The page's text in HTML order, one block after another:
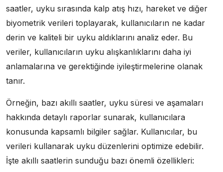
saatler, uyku sırasında kalp atış hızı, hareket ve diğer
biyometrik verileri toplayarak, kullanıcıların ne kadar
derin ve kaliteli bir uyku aldıklarını analiz eder. Bu
veriler, kullanıcıların uyku alışkanlıklarını daha iyi
anlamalarına ve gerektiğinde iyileştirmelerine olanak
tanır.
Örneğin, bazı akıllı saatler, uyku süresi ve aşamaları
hakkında detaylı raporlar sunarak, kullanıcılara
konusunda kapsamlı bilgiler sağlar. Kullanıcılar, bu
verileri kullanarak uyku düzenlerini optimize edebilir.
İşte akıllı saatlerin sunduğu bazı önemli özellikleri: